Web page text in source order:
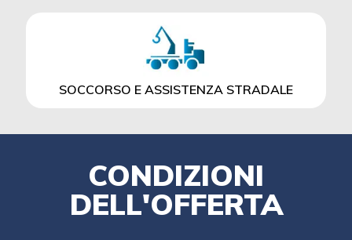
SOCCORSO E ASSISTENZA STRADALE
CONDIZIONI
DELL'OFFERTA